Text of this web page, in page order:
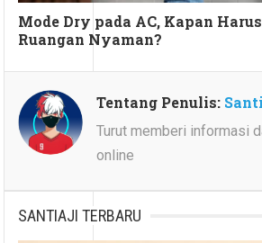
Mode Dry pada AC, Kapan
Ruangan Nyaman?
Tentang Penulis:
Turut memberi informasi
online
SANTIAJI TERBARU